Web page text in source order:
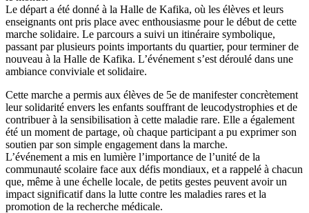
Le départ a été donné à la Halle de Kafika, où les élèves et leurs
enseignants ont pris place avec enthousiasme pour le début de cette
marche solidaire. Le parcours a suivi un itinéraire symbolique,
passant par plusieurs points importants du quartier, pour terminer de
nouveau à la Halle de Kafika. L’événement s’est déroulé dans une
ambiance conviviale et solidaire.
Cette marche a permis aux élèves de 5e de manifester concrètement
leur solidarité envers les enfants souffrant de leucodystrophies et de
contribuer à la sensibilisation à cette maladie rare. Elle a également
été un moment de partage, où chaque participant a pu exprimer son
soutien par son simple engagement dans la marche.
L’événement a mis en lumière l’importance de l’unité de la
communauté scolaire face aux défis mondiaux, et a rappelé à chacun
que, même à une échelle locale, de petits gestes peuvent avoir un
impact significatif dans la lutte contre les maladies rares et la
promotion de la recherche médicale.